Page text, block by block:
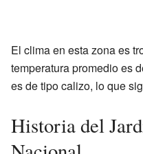
El clima en esta zona es
temperatura promedio es
es de tipo calizo, lo que
Historia del